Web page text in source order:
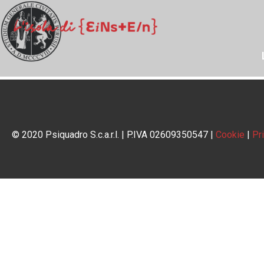
© 2020 Psiquadro S.c.a.r.l. | P.IVA 02609350547 | Cookie |